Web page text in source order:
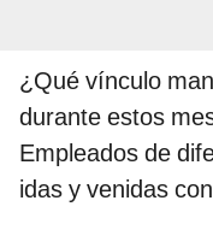
¿Qué vínculo
durante estos
Empleados de
idas y venidas